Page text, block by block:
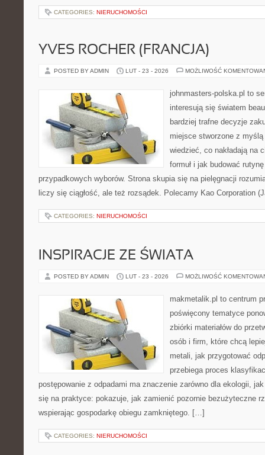
CATEGORIES: NIERUCHOMOŚCI
YVES ROCHER (FRANCJA)
POSTED BY ADMIN LUT - 23 - 2026 MOŻLIWOŚĆ
johnmasters-polska.pl to
interesują się światem
bardziej trafne decyzje
miejsce stworzone z
wiedzieć, co nakładają na
formuł i jak budować
przypadkowych wyborów. Strona skupia się na pielęgnacji
liczy się ciągłość, ale też rozsądek. Polecamy Kao Corporation
CATEGORIES: NIERUCHOMOŚCI
INSPIRACJE ZE ŚWIATA
POSTED BY ADMIN LUT - 23 - 2026 MOŻLIWOŚĆ
makmetalik.pl to centrum
poświęcony tematyce
zbiórki materiałów do
osób i firm, które chcą
metali, jak przygotować
przebiega proces
postępowanie z odpadami ma znaczenie zarówno dla ekologii,
się na praktyce: pokazuje, jak zamienić pozornie bezużyteczne
wspierając gospodarkę obiegu zamkniętego. […]
CATEGORIES: NIERUCHOMOŚCI